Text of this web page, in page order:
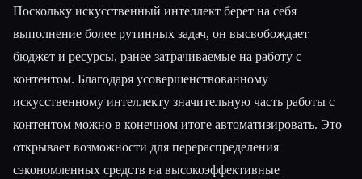
Поскольку искусственный интеллект берет на себя
выполнение более рутинных задач, он высвобождает
бюджет и ресурсы, ранее затрачиваемые на работу с
контентом. Благодаря усовершенствованному
искусственному интеллекту значительную часть работы с
контентом можно в конечном итоге автоматизировать. Это
открывает возможности для перераспределения
сэкономленных средств на высокоэффективные